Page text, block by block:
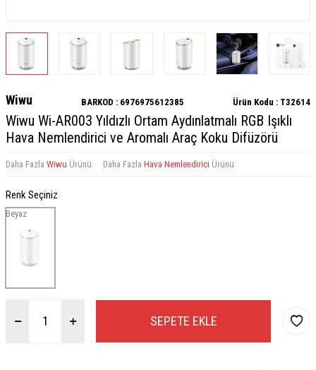
Wiwu BARKOD : 6976975612385 Ürün Kodu : T32614
Wiwu Wi-AR003 Yıldızlı Ortam Aydınlatmalı RGB Işıklı
Hava Nemlendirici ve Aromalı Araç Koku Difüzörü
Daha Fazla Wiwu Ürünü Daha Fazla Hava Nemlendirici Ürünü
Renk Seçiniz
Beyaz
SEPETE EKLE